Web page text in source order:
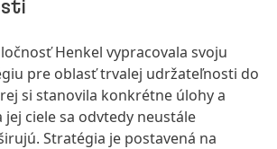
Henkel vypracovala svoju
pre oblasť trvalej udržateľnosti do
si stanovila konkrétne úlohy a
jej ciele sa odvtedy neustále
Stratégia je postavená na